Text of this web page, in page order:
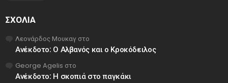
ΣΧΌΛΙΑ
Λεονάρδος Μουκαγ στο
Ανέκδοτο: Ο Αλβανός και ο Κροκόδειλος
George Agelis στο
Ανέκδοτο: Η σκοπιά στο παγκάκι